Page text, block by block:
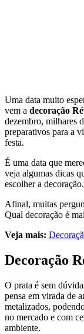
Uma data muito
vem a decoração
dezembro, milhares
preparativos para a
festa.
É uma data que
veja algumas dicas
escolher a decoração.
Afinal, muitas
Qual decoração é
Veja mais:
Decoração
O prata é sem
pensa em virada de
metalizados,
no mercado e com
ambiente.